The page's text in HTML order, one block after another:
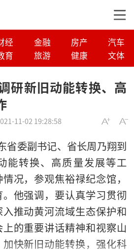
经 金融 房产
汽车
育 旅游 健康 文体
研新旧动能转换、高
11-02 19:28:58
省委副书记、省长周乃翔到
能转换、高质量发展等工
况，参观焦裕禄纪念馆，
他强调，要认真学习贯彻
推动黄河流域生态保护和
的重要讲话精神和视察山
快新旧动能转换，强化科